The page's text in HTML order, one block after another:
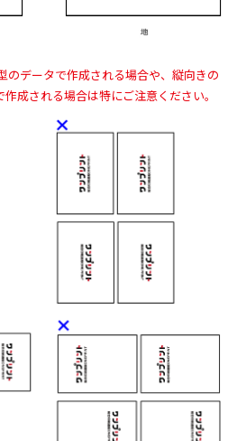
のデータで作成される場合や、縦向きの
成される場合は特にご注意ください。